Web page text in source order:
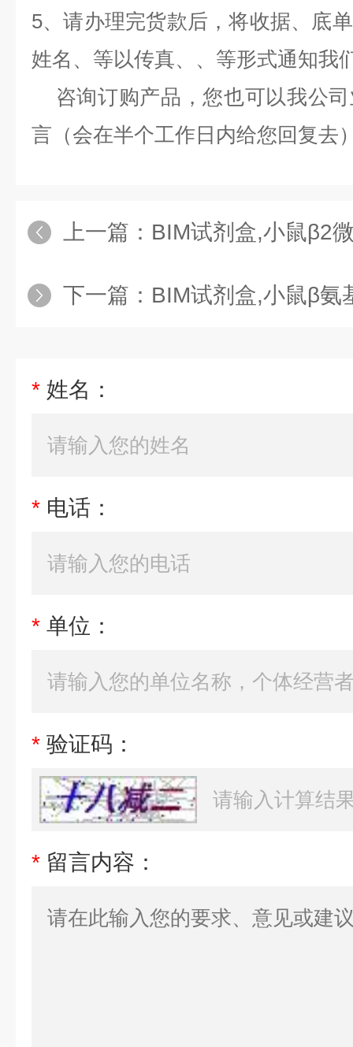
5、请办理完货款后，将收据、底
姓名、等以传真、、等形式通知我
咨询订购产品，您也可以我公
言（会在半个工作日内给您回复去
上一篇： BIM试剂盒,小鼠β2微球蛋白
下一篇： BIM试剂盒,小鼠β氨基己糖苷
* 姓名：
* 电话：
* 单位：
* 验证码：
* 留言内容：